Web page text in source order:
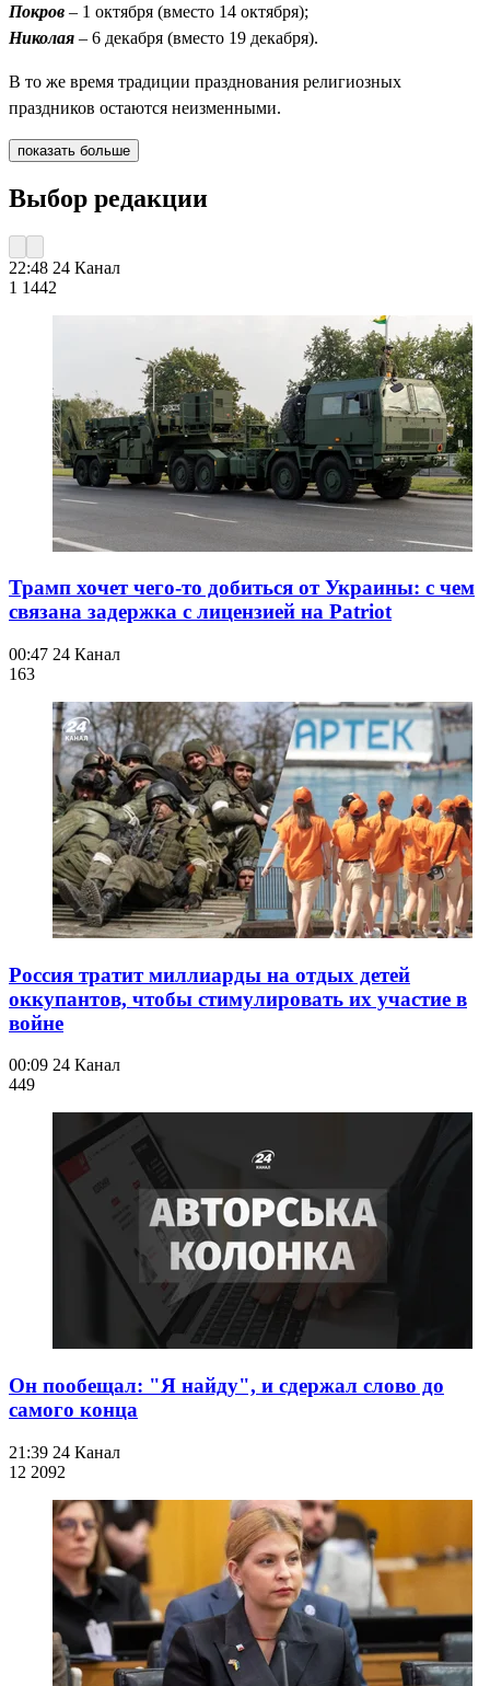
Покров – 1 октября (вместо 14 октября);
Николая – 6 декабря (вместо 19 декабря).
В то же время традиции празднования религиозных
праздников остаются неизменными.
показать больше
Выбор редакции
22:48 24 Канал
1 1442
Трамп хочет чего-то добиться от Украины: с чем
связана задержка с лицензией на Patriot
00:47 24 Канал
163
Россия тратит миллиарды на отдых детей
оккупантов, чтобы стимулировать их участие в
войне
00:09 24 Канал
449
Он пообещал: "Я найду", и сдержал слово до
самого конца
21:39 24 Канал
12 2092